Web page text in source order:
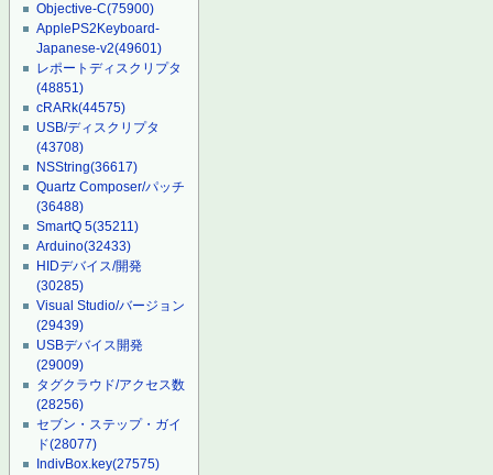
Objective-C(75900)
ApplePS2Keyboard-
Japanese-v2(49601)
レポートディスクリプタ
(48851)
cRARk(44575)
USB/ディスクリプタ
(43708)
NSString(36617)
Quartz Composer/パッチ
(36488)
SmartQ 5(35211)
Arduino(32433)
HIDデバイス/開発
(30285)
Visual Studio/バージョン
(29439)
USBデバイス開発
(29009)
タグクラウド/アクセス数
(28256)
セブン・ステップ・ガイ
ド(28077)
IndivBox.key(27575)